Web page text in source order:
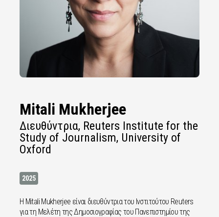
Mitali Mukherjee
Διευθύντρια, Reuters Institute for the
Study of Journalism, University of
Oxford
2025
Η Mitali Mukherjee είναι διευθύντρια του Ινστιτούτου Reuters
για τη Μελέτη της Δημοσιογραφίας του Πανεπιστημίου της